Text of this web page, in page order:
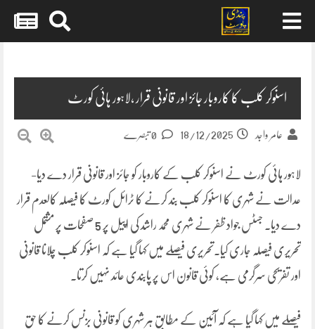
اسنوکر کلب کا کاروبار جائز اور قانونی قرار ،لاہور ہائی کورٹ
عامر واجد 18/12/2025
لاہور ہائی کورٹ نے اسنوکر کلب کے کاروبار کو جائز اور قانونی قرار دے دیا-
عدالت نے شہری کا اسنوکر کلب بند کرنے کا ٹرائل کورٹ کا فیصلہ کالعدم قرار
دے دیا۔ جسٹس جواد ظفر نے شہری محمد راشد کی اپیل پر 5 صفحات پر مشتمل
تحریری فیصلہ جاری کیا۔تحریری فیصلے میں کہا گیا ہے کہ اسنوکر کلب چلانا قانونی
اور تفریحی سرگرمی ہے، کوئی قانون اس پر پابندی عائد نہیں کرتا۔
فیصلے میں کہا گیا ہے کہ آئین کے مطابق ہر شہری کو قانونی بزنس کرنے کا حق